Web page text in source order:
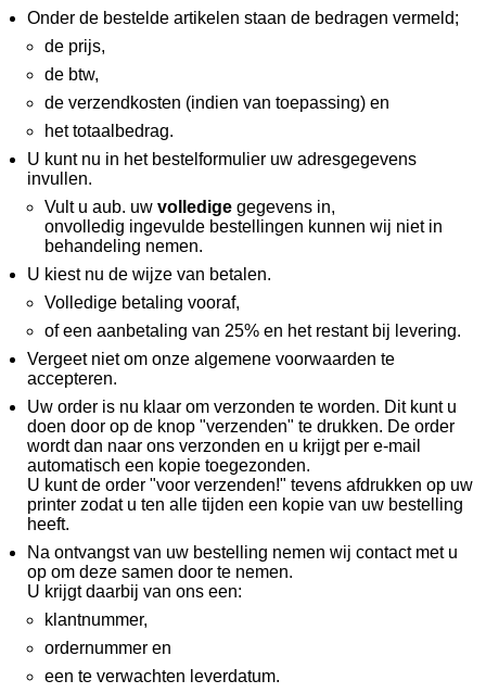
Onder de bestelde artikelen staan de bedragen vermeld;
de prijs,
de btw,
de verzendkosten (indien van toepassing) en
het totaalbedrag.
U kunt nu in het bestelformulier uw adresgegevens
invullen.
Vult u aub. uw volledigegegevens in,
onvolledig ingevulde bestellingen kunnen wij niet in
behandeling nemen.
U kiest nu de wijze van betalen.
Volledige betaling vooraf,
of een aanbetaling van 25% en het restant bij levering.
Vergeet niet om onze algemene voorwaarden te
accepteren.
Uw order is nu klaar om verzonden te worden. Dit kunt u
doen door op de knop "verzenden" te drukken. De order
wordt dan naar ons verzonden en u krijgt per e-mail
automatisch een kopie toegezonden.
U kunt de order "voor verzenden!" tevens afdrukken op uw
printer zodat u ten alle tijden een kopie van uw bestelling
heeft.
Na ontvangst van uw bestelling nemen wij contact met u
op om deze samen door te nemen.
U krijgt daarbij van ons een:
klantnummer,
ordernummer en
een te verwachten leverdatum.